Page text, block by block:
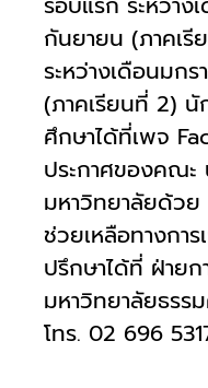
กันยายน (ภาคเรี
ระหว่างเดือนมก
(ภาคเรียนที่ 2)
ศึกษาได้ที่เพจ
ประกาศของคณ
มหาวิทยาลัยด้ว
ช่วยเหลือทางการ
ปรึกษาได้ที่ ฝ่าย
มหาวิทยาลัยธรร
โทร. 02 696